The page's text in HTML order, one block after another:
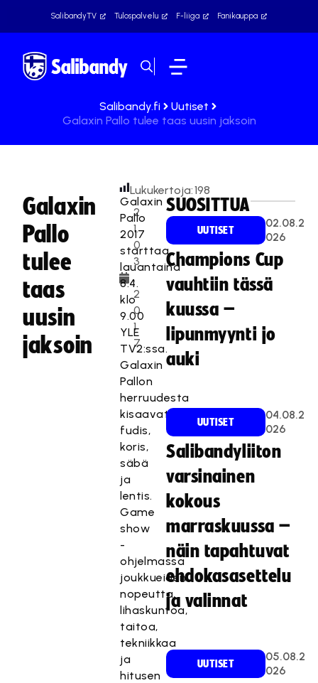
SalibandyTV Tulospalvelu F-liiga Fanikauppa
Salibandy.fi
Uutiset
Galaxin Pallo tulee taas uusin jaksoin
Galaxin
Pallo
tulee
taas
uusin
jaksoin
2
1.
0
3
.
2
0
1
7
Lukukertoja:198
Galaxin
Pallo
2017
starttaa
lauantaina
8.4.
klo
9.00
YLE
TV2:ssa.
Galaxin
Pallon
herruudesta
kisaavat
fudis,
koris,
säbä
ja
lentis.
Game
show
-
ohjelmassa
joukkueiden
nopeutta,
lihaskuntoa,
taitoa,
tekniikkaa
ja
hitusen
SUOSITTUA
UUTISET
02.08.2
026
Champions Cup
vauhtiin tässä
kuussa –
lipunmyynti jo
auki
UUTISET
04.08.2
026
Salibandyliiton
varsinainen
kokous
marraskuussa –
näin tapahtuvat
ehdokasasettelu
ja valinnat
UUTISET
05.08.2
026